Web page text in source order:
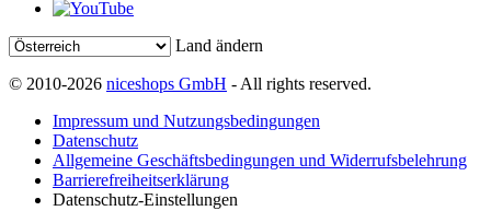
Land ändern
© 2010-2026 niceshops GmbH - All rights reserved.
Impressum und Nutzungsbedingungen
Datenschutz
Allgemeine Geschäftsbedingungen und Widerrufsbelehrung
Barrierefreiheitserklärung
Datenschutz-Einstellungen